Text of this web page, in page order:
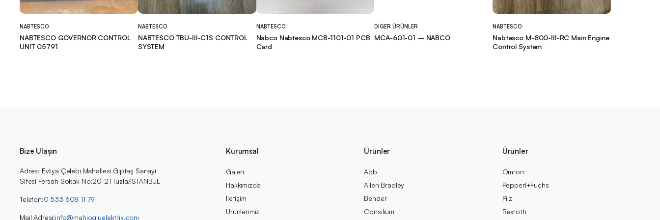
NABTESCO
NABTESCO GOVERNOR CONTROL
UNIT 05791
NABTESCO
NABTESCO TBU-III-C1S CONTROL
SYSTEM
NABTESCO
Nabco Nabtesco MCB-1101-01 PCB
Card
DIGER ÜRÜNLER
MCA-601-01 – NABCO
NABTESCO
Nabtesco M-800-III-RC Main Engine
Control System
Bize Ulaşın
Adres: Evliya Çelebi Mahallesi Giptaş Sanayi
Sitesi Fersah Sokak No:20-21 Tuzla/İSTANBUL
Telefon:0 533 608 11 79
Mail Adresi:info@mahiogluelektrik.com
Kurumsal
Galeri
Hakkımızda
İletişim
Ürünlerimiz
Ürünler
Abb
Allen Bradley
Bender
Consilium
Ürünler
Omron
Pepperl+Fuchs
Pilz
Rexroth